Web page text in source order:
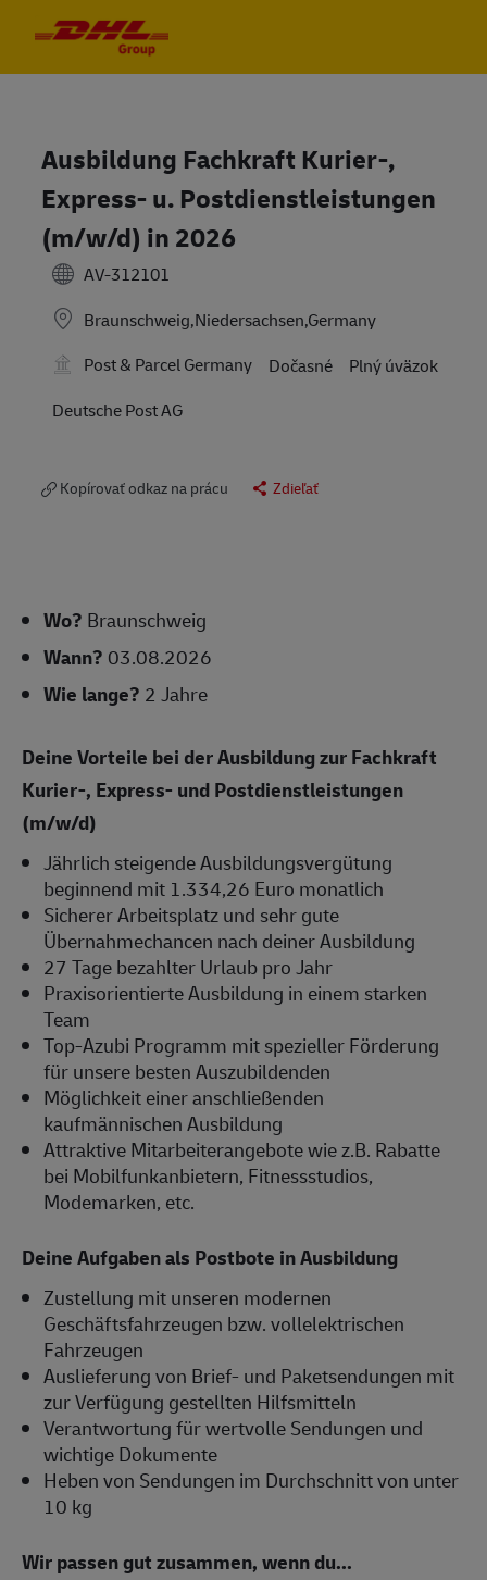
Ausbildung Fachkraft Kurier-,
Express- u. Postdienstleistungen
(m/w/d) in 2026
AV-312101
Braunschweig,Niedersachsen,Germany
Post & Parcel Germany
Dočasné
Plný úväzok
Deutsche Post AG
Kopírovať odkaz na prácu Zdieľať
Wo? Braunschweig
Wann? 03.08.2026
Wie lange? 2 Jahre
Deine Vorteile bei der Ausbildung zur Fachkraft
Kurier-, Express- und Postdienstleistungen
(m/w/d)
Jährlich steigende Ausbildungsvergütung
beginnend mit 1.334,26 Euro monatlich
Sicherer Arbeitsplatz und sehr gute
Übernahmechancen nach deiner Ausbildung
27 Tage bezahlter Urlaub pro Jahr
Praxisorientierte Ausbildung in einem starken
Team
Top-Azubi Programm mit spezieller Förderung
für unsere besten Auszubildenden
Möglichkeit einer anschließenden
kaufmännischen Ausbildung
Attraktive Mitarbeiterangebote wie z.B. Rabatte
bei Mobilfunkanbietern, Fitnessstudios,
Modemarken, etc.
Deine Aufgaben als Postbote in Ausbildung
Zustellung mit unseren modernen
Geschäftsfahrzeugen bzw. vollelektrischen
Fahrzeugen
Auslieferung von Brief- und Paketsendungen mit
zur Verfügung gestellten Hilfsmitteln
Verantwortung für wertvolle Sendungen und
wichtige Dokumente
Heben von Sendungen im Durchschnitt von unter
10 kg
Wir passen gut zusammen, wenn du...